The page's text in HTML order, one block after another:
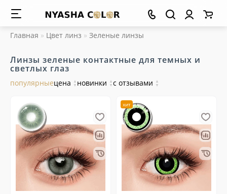
Главная Цвет линз Зеленые линзы
Линзы зеленые контактные для темных и
светлых глаз
популярныецена ▲
▼ новинки ▲
▼с отзывами ▲
▼
хит